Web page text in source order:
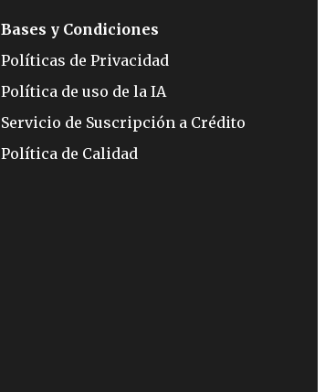
Bases y Condiciones
Políticas de Privacidad
Política de uso de la IA
Servicio de Suscripción a Crédito
Política de Calidad